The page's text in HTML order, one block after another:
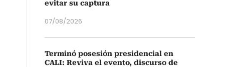
evitar su captura
07/08/2026
Terminó posesión presidencial en
CALI: Reviva el evento, discurso de